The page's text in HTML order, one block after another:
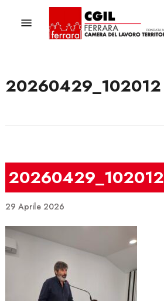
Menu
20260429_102012
20260429_102012
29 Aprile 2026